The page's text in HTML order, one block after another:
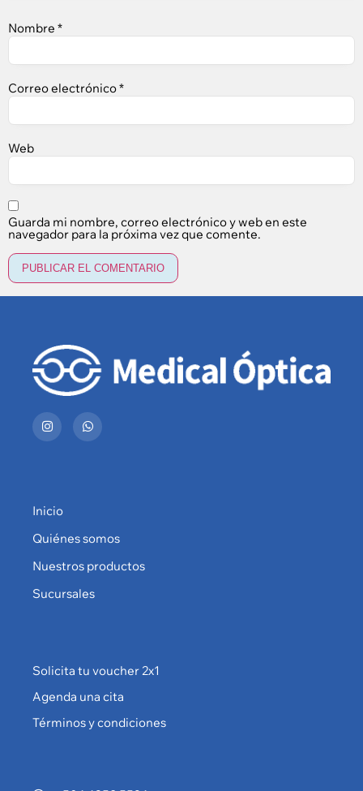
Nombre *
Correo electrónico*
Web
Guarda mi nombre, correo electrónico y web en este
navegador para la próxima vez que comente.
Inicio
Quiénes somos
Nuestros productos
Sucursales
Solicita tu voucher 2x1
Agenda una cita
Términos y condiciones